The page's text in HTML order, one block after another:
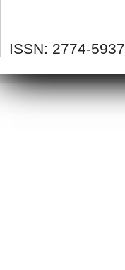
ISSN: 2774-5937